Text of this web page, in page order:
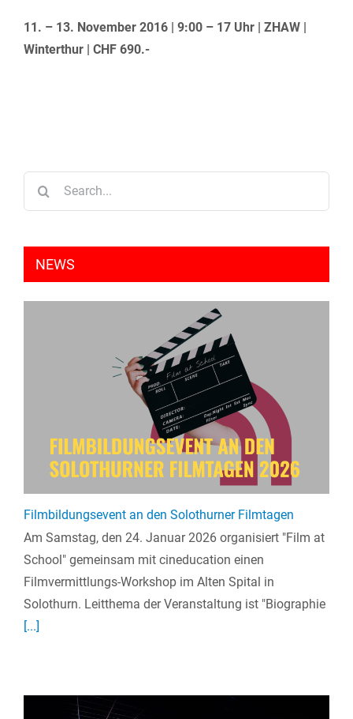
11. – 13. November 2016 | 9:00 – 17 Uhr | ZHAW |
Winterthur | CHF 690.-
NEWS
Filmbildungsevent an den Solothurner Filmtagen
Am Samstag, den 24. Januar 2026 organisiert "Film at
School" gemeinsam mit cineducation einen
Filmvermittlungs-Workshop im Alten Spital in
Solothurn. Leitthema der Veranstaltung ist "Biographie
[...]